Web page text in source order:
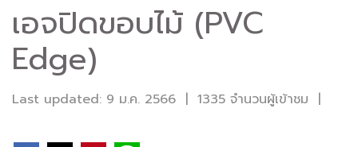
เอจปิดขอบไม้ (PVC
Edge)
Last updated: 9 ม.ค. 2566 | 1335 จำนวนผู้เข้าชม |